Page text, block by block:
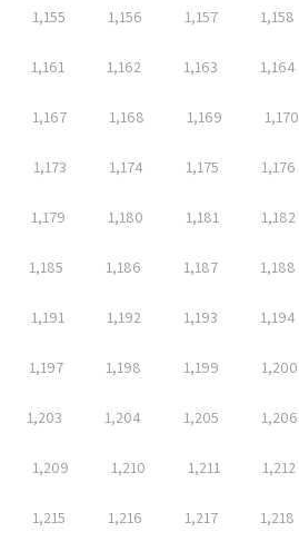
1,155 1,156 1,157 1,158
1,161 1,162 1,163 1,164
1,167 1,168 1,169 1,170
1,173 1,174 1,175 1,176
1,179 1,180 1,181 1,182
1,185 1,186 1,187 1,188
1,191 1,192 1,193 1,194
1,197 1,198 1,199 1,200
1,203 1,204 1,205 1,206
1,209 1,210 1,211 1,212
1,215 1,216 1,217 1,218